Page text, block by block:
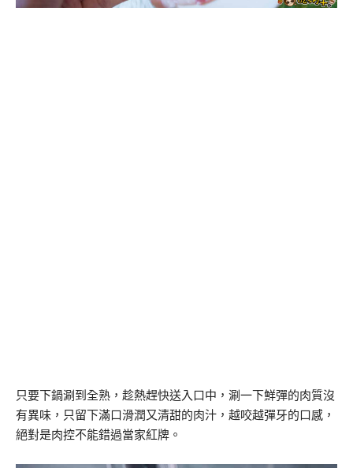
只要下鍋涮到全熟，趁熱趕快送入口中，涮一下鮮彈的肉質沒
有異味，只留下滿口滑潤又清甜的肉汁，越咬越彈牙的口感，
絕對是肉控不能錯過當家紅牌。